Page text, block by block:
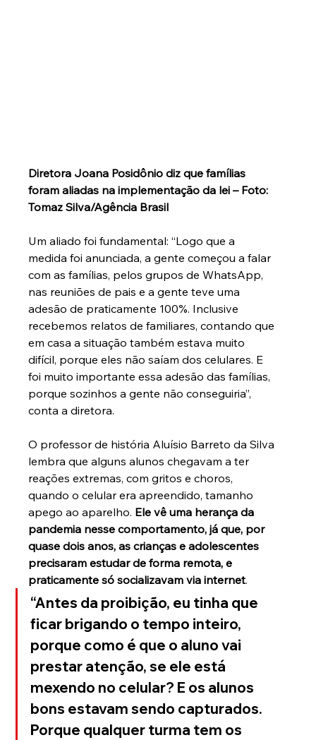
Diretora Joana Posidônio diz que famílias
foram aliadas na implementação da lei – Foto:
Tomaz Silva/Agência Brasil
Um aliado foi fundamental: “Logo que a
medida foi anunciada, a gente começou a falar
com as famílias, pelos grupos de WhatsApp,
nas reuniões de pais e a gente teve uma
adesão de praticamente 100%. Inclusive
recebemos relatos de familiares, contando que
em casa a situação também estava muito
difícil, porque eles não saíam dos celulares. E
foi muito importante essa adesão das famílias,
porque sozinhos a gente não conseguiria”,
conta a diretora.
O professor de história Aluísio Barreto da Silva
lembra que alguns alunos chegavam a ter
reações extremas, com gritos e choros,
quando o celular era apreendido, tamanho
apego ao aparelho. Ele vê uma herança da
pandemia nesse comportamento, já que, por
quase dois anos, as crianças e adolescentes
precisaram estudar de forma remota, e
praticamente só socializavam via internet.
“Antes da proibição, eu tinha que
ficar brigando o tempo inteiro,
porque como é que o aluno vai
prestar atenção, se ele está
mexendo no celular? E os alunos
bons estavam sendo capturados.
Porque qualquer turma tem os